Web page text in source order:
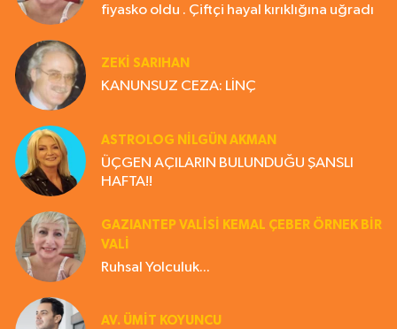
fiyasko oldu . Çiftçi hayal kırıklığına uğradı
ZEKI SARIHAN
KANUNSUZ CEZA: LİNÇ
ASTROLOG NILGÜN AKMAN
ÜÇGEN AÇILARIN BULUNDUĞU ŞANSLI
HAFTA!!
GAZIANTEP VALISI KEMAL ÇEBER ÖRNEK BİR
VALİ
Ruhsal Yolculuk...
AV. ÜMIT KOYUNCU